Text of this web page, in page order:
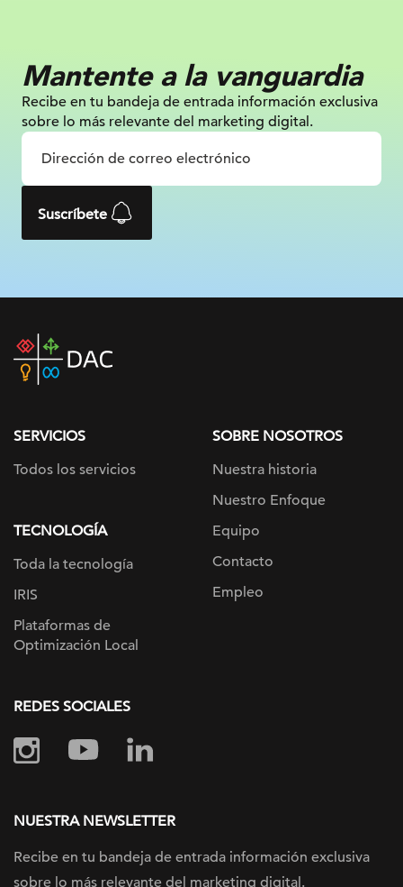
Mantente a la vanguardia
Recibe en tu bandeja de entrada información exclusiva
sobre lo más relevante del marketing digital.
Suscríbete
DAC
home
SERVICIOS
Todos los servicios
TECNOLOGÍA
Toda la tecnología
IRIS
Plataformas de
Optimización Local
SOBRE NOSOTROS
Nuestra historia
Nuestro Enfoque
Equipo
Contacto
Empleo
REDES SOCIALES
NUESTRA NEWSLETTER
Recibe en tu bandeja de entrada información exclusiva
sobre lo más relevante del marketing digital.